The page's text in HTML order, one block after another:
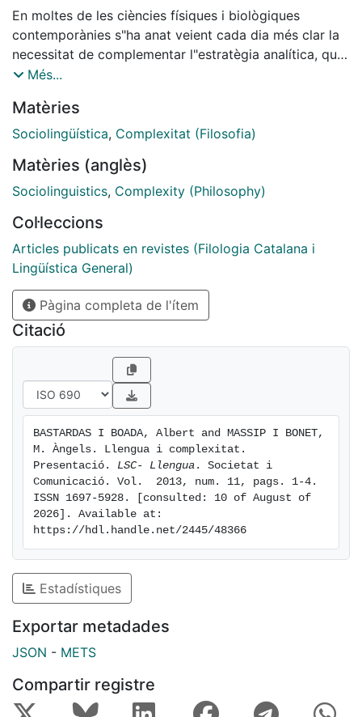
En moltes de les ciències físiques i biològiques
contemporànies s"ha anat veient cada dia més clar la
necessitat de complementar l"estratègia analítica, que
es basa en la localització dels últims components, amb
complexa interacció dels elements i les influències
dinàmiques del context on aquestes es produeixen. És
funcionament de molts organismes com a tals, dels
ecosistemes, i, de fet, segons la hipòtesi «Gaia», de
Més...
Matèries
Sociolingüística, Complexitat (Filosofia)
Matèries (anglès)
Sociolinguistics, Complexity (Philosophy)
Col·leccions
Articles publicats en revistes (Filologia Catalana i
Lingüística General)
Pàgina completa de l'ítem
Citació
BASTARDAS I BOADA, Albert and MASSIP I BONET,
M. Àngels. Llengua i complexitat.
Presentació. LSC- Llengua . Societat i
Comunicació. Vol.  2013, num. 11, pags. 1-4.
ISSN 1697-5928. [consulted: 10 of August of
2026]. Available at:
https://hdl.handle.net/2445/48366
Estadístiques
Exportar metadades
JSON - METS
Compartir registre